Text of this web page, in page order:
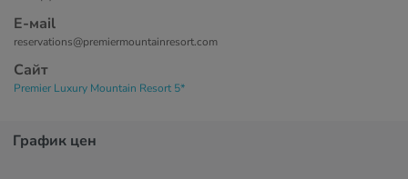
Е-маil
reservations@premiermountainresort.com
Сайт
Premier Luxury Mountain Resort 5*
График цен